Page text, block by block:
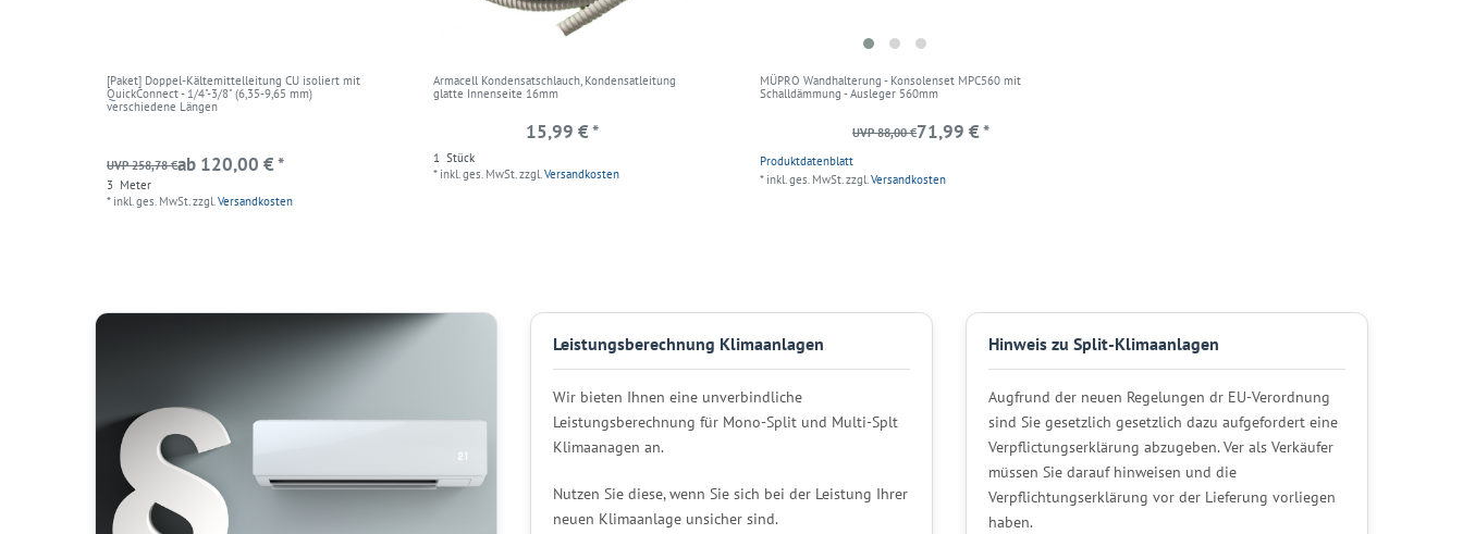
[Paket] Doppel-Kältemittelleitung CU isoliert mit
QuickConnect - 1/4"-3/8" (6,35-9,65 mm)
verschiedene Längen
UVP 258,78 €ab 120,00 € *
3 Meter
* inkl. ges. MwSt. zzgl.Versandkosten
Armacell Kondensatschlauch, Kondensatleitung
glatte Innenseite 16mm
15,99 € *
1 Stück
* inkl. ges. MwSt. zzgl.Versandkosten
MÜPRO Wandhalterung - Konsolenset MPC560 mit
Schalldämmung - Ausleger 560mm
Produktdatenblatt
UVP 88,00 €71,99 € *
* inkl. ges. MwSt. zzgl.Versandkosten
Leistungsberechnung Klimaanlagen
Wir bieten Ihnen eine unverbindliche
Leistungsberechnung für Mono-Split und Multi-Splt
Klimaanagen an.
Nutzen Sie diese, wenn Sie sich bei der Leistung Ihrer
neuen Klimaanlage unsicher sind.
Hinweis zu Split-Klimaanlagen
Augfrund der neuen Regelungen dr EU-Verordnung
sind Sie gesetzlich gesetzlich dazu aufgefordert eine
Verpflictungserklärung abzugeben. Ver als Verkäufer
müssen Sie darauf hinweisen und die
Verpflichtungserklärung vor der Lieferung vorliegen
haben.